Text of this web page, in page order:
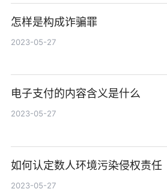
怎样是构成诈骗罪
2023-05-27
电子支付的内容含义是什么
2023-05-27
如何认定数人环境污染侵权责任
2023-05-27